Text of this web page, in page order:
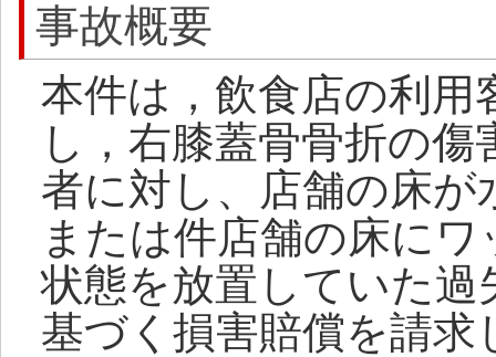
事故概要
本件は，飲食店の利用
し，右膝蓋骨骨折の
者に対し、店舗の床
または件店舗の床に
状態を放置していた
基づく損害賠償を請